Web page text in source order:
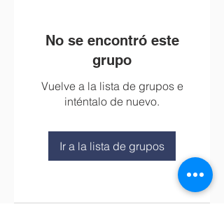
No se encontró este
grupo
Vuelve a la lista de grupos e
inténtalo de nuevo.
Ir a la lista de grupos